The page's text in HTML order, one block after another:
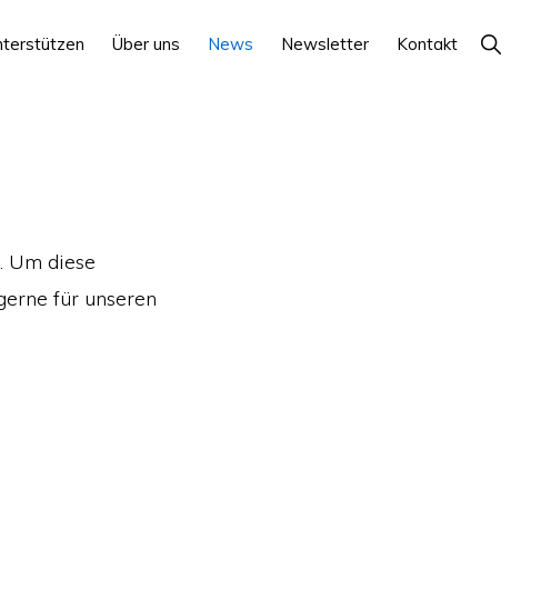
Über uns News Newsletter Kontakt Show
Search
Um diese
für unseren